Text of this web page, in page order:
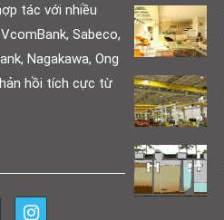
tác với nhiều
Sabeco,
Nagakawa, Ong
hồi tích cực từ